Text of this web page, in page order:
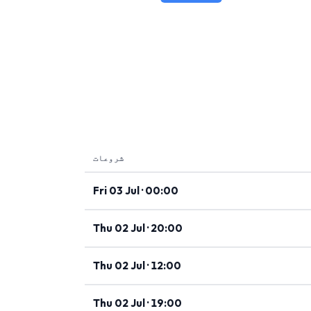
شروعات
Fri 03 Jul · 00:00
Thu 02 Jul · 20:00
Thu 02 Jul · 12:00
Thu 02 Jul · 19:00